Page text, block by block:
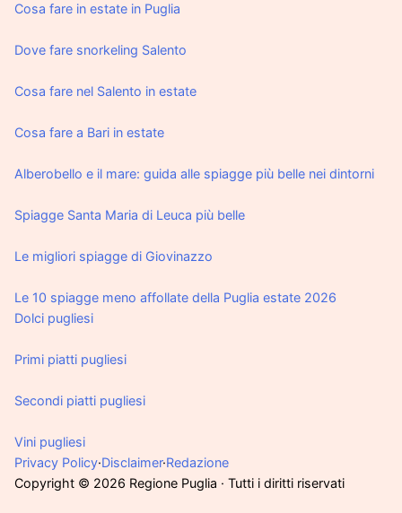
Cosa fare in estate in Puglia
Dove fare snorkeling Salento
Cosa fare nel Salento in estate
Cosa fare a Bari in estate
Alberobello e il mare: guida alle spiagge più belle nei dintorni
Spiagge Santa Maria di Leuca più belle
Le migliori spiagge di Giovinazzo
Le 10 spiagge meno affollate della Puglia estate 2026
Dolci pugliesi
Primi piatti pugliesi
Secondi piatti pugliesi
Vini pugliesi
Privacy Policy·Disclaimer·Redazione
Copyright © 2026 Regione Puglia · Tutti i diritti riservati